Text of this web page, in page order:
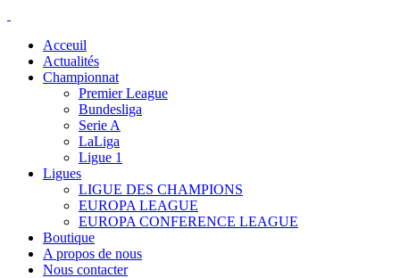
Acceuil
Actualités
Championnat
Premier League
Bundesliga
Serie A
LaLiga
Ligue 1
Ligues
LIGUE DES CHAMPIONS
EUROPA LEAGUE
EUROPA CONFERENCE LEAGUE
Boutique
A propos de nous
Nous contacter